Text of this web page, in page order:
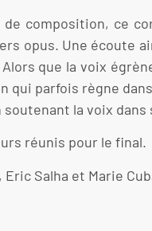
composition, ce
opus. Une écoute
que la voix
qui parfois règne
la voix
réunis pour le final.
Salha et Marie